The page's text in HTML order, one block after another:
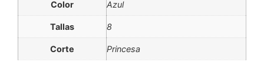
Color Azul
Tallas 8
Corte Princesa